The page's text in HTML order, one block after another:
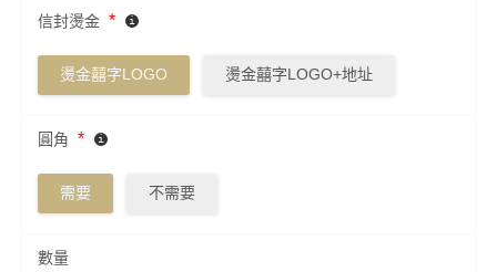
信封燙金 *
燙金囍字LOGO 燙金囍字LOGO+地址
圓角 *
需要 不需要
數量